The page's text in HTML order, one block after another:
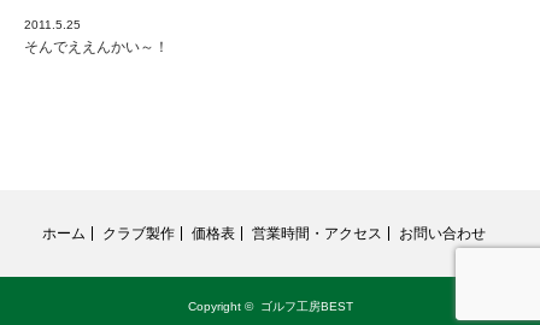
2011.5.25
そんでええんかい～！
ホーム クラブ製作 価格表 営業時間・アクセス お問い合わせ
Copyright © ゴルフ工房BEST